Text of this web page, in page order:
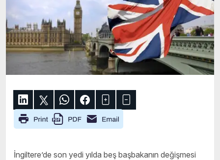
İngiltere’de son yedi yılda beş başbakanın değişmesi